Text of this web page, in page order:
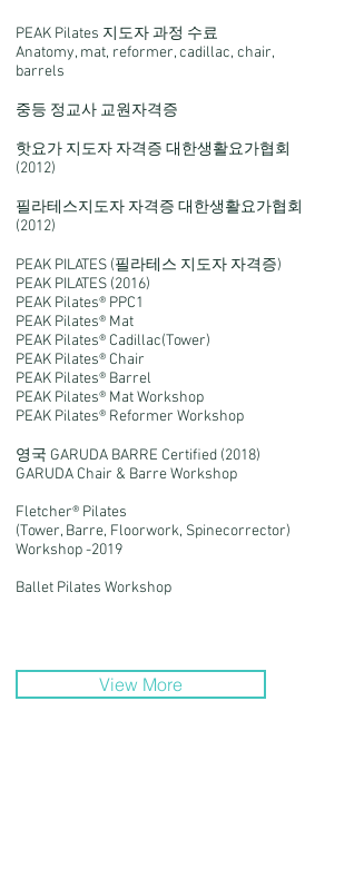
PEAK Pilates 지도자 과정 수료
Anatomy, mat, reformer, cadillac, chair,
barrels
중등 정교사 교원자격증
핫요가 지도자 자격증 대한생활요가협회
(2012)
필라테스지도자 자격증 대한생활요가협회
(2012)
PEAK PILATES (필라테스 지도자 자격증)
PEAK PILATES (2016)
PEAK Pilates® PPC1
PEAK Pilates® Mat
PEAK Pilates® Cadillac(Tower)
PEAK Pilates® Chair
PEAK Pilates® Barrel
PEAK Pilates® Mat Workshop
PEAK Pilates® Reformer Workshop
영국 GARUDA BARRE Certiﬁed (2018)
GARUDA Chair & Barre Workshop
Fletcher® Pilates
(Tower, Barre, Floorwork, Spinecorrector)
Workshop -2019
Ballet Pilates Workshop
View More